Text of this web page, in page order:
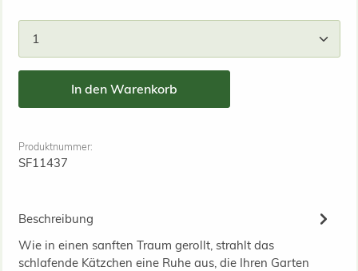
In den Warenkorb
Produktnummer:
SF11437
Beschreibung
Wie in einen sanften Traum gerollt, strahlt das
schlafende Kätzchen eine Ruhe aus, die Ihren Garten